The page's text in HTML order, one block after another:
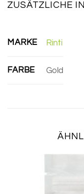
ZUSÄTZLICHE
MARKE Rinti
FARBE Gold